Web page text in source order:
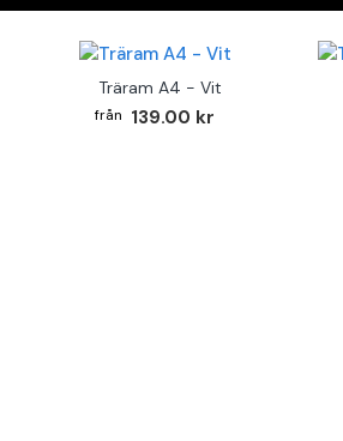
Träram A4 - Vit
139.00 kr